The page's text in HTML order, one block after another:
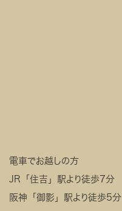
電車でお越しの方
JR「住吉」駅より徒歩7分
阪神「御影」駅より徒歩5分